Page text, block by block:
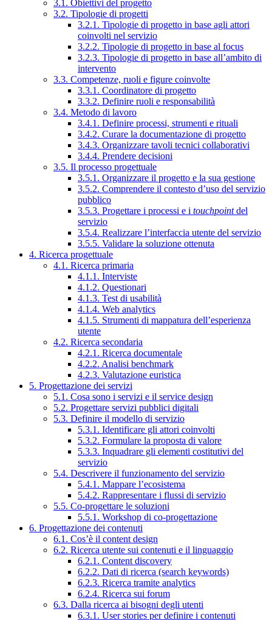
3.1. Obiettivi del progetto
3.2. Tipologie di progetti
3.2.1. Tipologie di progetto in base agli attori
coinvolti nel servizio
3.2.2. Tipologie di progetto in base al focus
3.2.3. Tipologie di progetto in base all’ambito di
intervento
3.3. Competenze, ruoli e figure coinvolte
3.3.1. Coordinatore di progetto
3.3.2. Definire ruoli e responsabilità
3.4. Metodo di lavoro
3.4.1. Definire processi, strumenti e rituali
3.4.2. Curare la documentazione di progetto
3.4.3. Organizzare tavoli tecnici collaborativi
3.4.4. Prendere decisioni
3.5. Il processo progettuale
3.5.1. Organizzare il progetto e la sua gestione
3.5.2. Comprendere il contesto d’uso del servizio
pubblico
3.5.3. Progettare i processi e i touchpointdel
servizio
3.5.4. Realizzare l’interfaccia utente del servizio
3.5.5. Validare la soluzione ottenuta
4. Ricerca progettuale
4.1. Ricerca primaria
4.1.1. Interviste
4.1.2. Questionari
4.1.3. Test di usabilità
4.1.4. Web analytics
4.1.5. Strumenti di mappatura dell’esperienza
utente
4.2. Ricerca secondaria
4.2.1. Ricerca documentale
4.2.2. Analisi benchmark
4.2.3. Valutazione euristica
5. Progettazione dei servizi
5.1. Cosa sono i servizi e il service design
5.2. Progettare servizi pubblici digitali
5.3. Definire il modello di servizio
5.3.1. Identificare gli attori coinvolti
5.3.2. Formulare la proposta di valore
5.3.3. Inquadrare gli elementi costitutivi del
servizio
5.4. Descrivere il funzionamento del servizio
5.4.1. Mappare l’ecosistema
5.4.2. Rappresentare i flussi di servizio
5.5. Co-progettare le soluzioni
5.5.1. Workshop di co-progettazione
6. Progettazione dei contenuti
6.1. Cos’è il content design
6.2. Ricerca utente sui contenuti e il linguaggio
6.2.1. Content discovery
6.2.2. Dati di ricerca (search keywords)
6.2.3. Ricerca tramite analytics
6.2.4. Ricerca sui forum
6.3. Dalla ricerca ai bisogni degli utenti
6.3.1. User stories per definire i contenuti